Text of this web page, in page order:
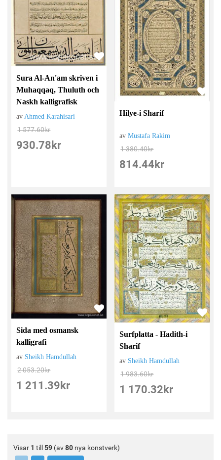
Sura Al-An'am skriven i
Muhaqqaq, Thuluth och
Naskh kalligrafisk
avAhmed Karahisari
1 577.60kr
930.78 kr
Hilye-i Sharif
avMustafa Rakim
1 380.40kr
814.44 kr
Sida med osmansk
kalligrafi
av Sheikh Hamdullah
2 053.20kr
1 211.39 kr
Surfplatta - Hadith-i
Sharif
av Sheikh Hamdullah
1 983.60kr
1 170.32 kr
Visar 1 till 59 (av80 nya konstverk)